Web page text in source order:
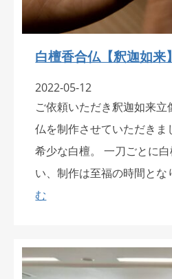
白檀香合仏【釈迦如来
2022-05-12
ご依頼いただき釈迦如来
仏を制作させていただきま
希少な白檀。 一刀ごとに
い、制作は至福の時間と
む